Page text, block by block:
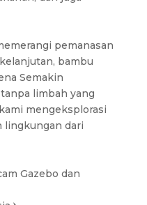
pemanasan
bambu
Semakin
limbah yang
mengeksplorasi
lingkungan dari
Gazebo dan